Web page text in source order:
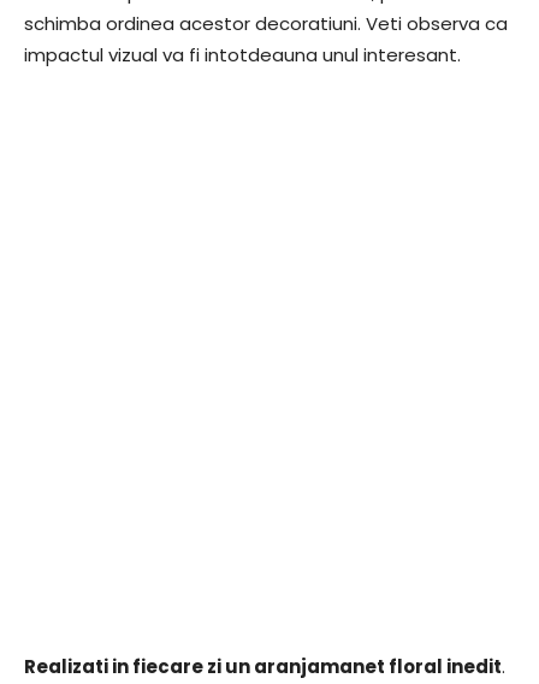
schimba ordinea acestor decoratiuni. Veti observa ca
impactul vizual va fi intotdeauna unul interesant.
Realizati in fiecare zi un aranjamanet floral inedit.